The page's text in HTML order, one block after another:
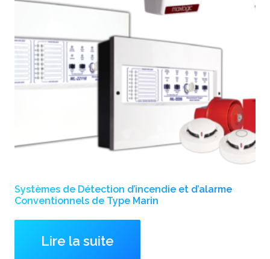
Systèmes de Détection d’incendie et d’alarme
Conventionnels de Type Marin
Lire la suite